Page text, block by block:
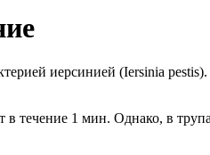
иерсинией (Iersinia
течение 1 мин. Однако, в